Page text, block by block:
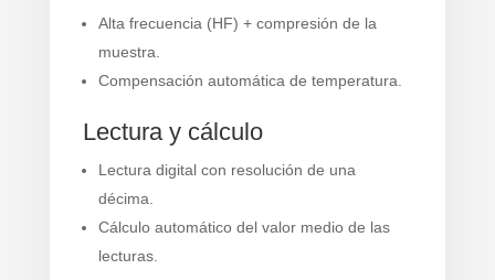
Alta frecuencia (HF) + compresión de la
muestra.
Compensación automática de temperatura.
Lectura y cálculo
Lectura digital con resolución de una
décima.
Cálculo automático del valor medio de las
lecturas.